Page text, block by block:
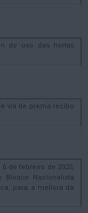
do uso das hortas
vía de prema recibo
6 de febreiro de 2020,
Nacionalista
para a mellora da